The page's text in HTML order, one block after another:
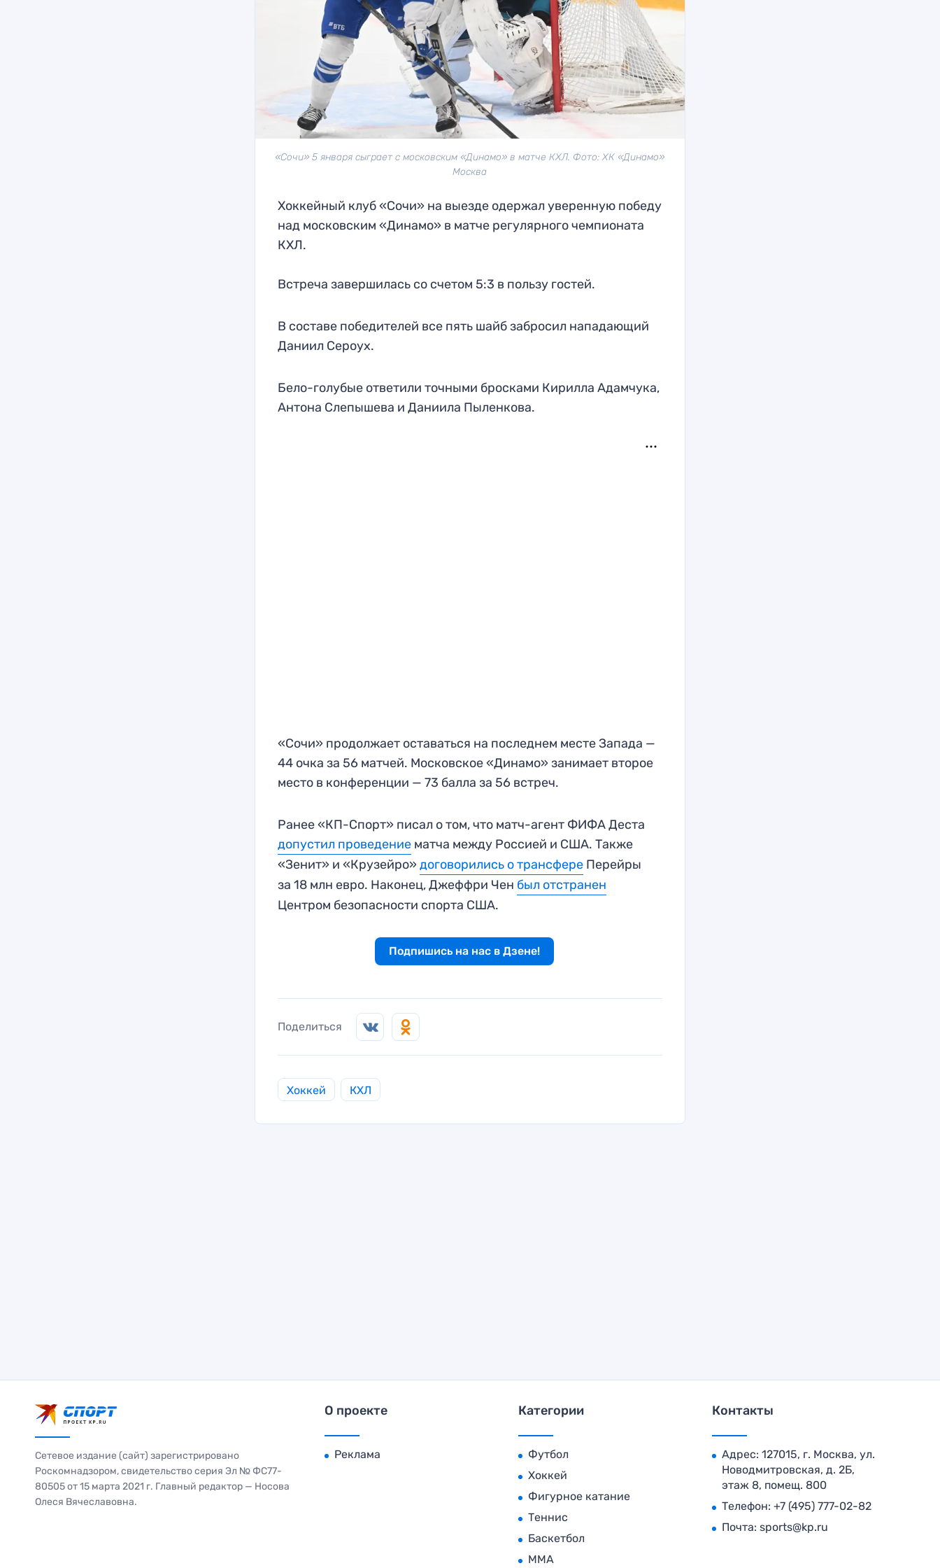
«Сочи» 5 января сыграет с московским «Динамо» в матче КХЛ. Фото: ХК «Динамо»
Москва
Хоккейный клуб «Сочи» на выезде одержал уверенную победу
над московским «Динамо» в матче регулярного чемпионата
КХЛ.
Встреча завершилась со счетом 5:3 в пользу гостей.
В составе победителей все пять шайб забросил нападающий
Даниил Сероух.
Бело-голубые ответили точными бросками Кирилла Адамчука,
Антона Слепышева и Даниила Пыленкова.
«Сочи» продолжает оставаться на последнем месте Запада —
44 очка за 56 матчей. Московское «Динамо» занимает второе
место в конференции — 73 балла за 56 встреч.
Ранее «КП-Спорт» писал о том, что матч-агент ФИФА Деста
допустил проведение матча между Россией и США. Также
«Зенит» и «Крузейро»договорились о трансфере Перейры
за 18 млн евро. Наконец, Джеффри Чен был отстранен
Центром безопасности спорта США.
Подпишись на нас в Дзене!
Поделиться
Хоккей КХЛ
Сетевое издание (сайт) зарегистрировано
Роскомнадзором, свидетельство серия Эл № ФС77-
80505 от 15 марта 2021 г. Главный редактор — Носова
Олеся Вячеславовна.
О проекте
Реклама
Категории
Футбол
Хоккей
Фигурное катание
Теннис
Баскетбол
MMA
Контакты
Адрес: 127015, г. Москва, ул.
Новодмитровская, д. 2Б,
этаж 8, помещ. 800
Телефон: +7 (495) 777-02-82
Почта: sports@kp.ru